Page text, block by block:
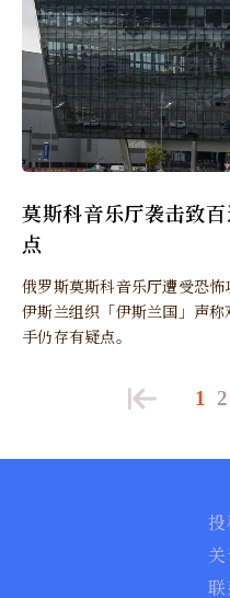
莫斯科音乐厅袭击致
点
俄罗斯莫斯科音乐厅遭受恐
伊斯兰组织「伊斯兰国」声
手仍存有疑点。
1 2